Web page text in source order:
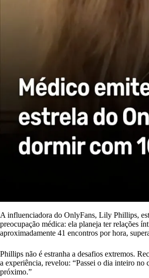
A influenciadora do OnlyFans, Lily Phillips,
preocupação médica: ela planeja ter relações
aproximadamente 41 encontros por hora,
Phillips não é estranha a desafios extremos.
a experiência, revelou: “Passei o dia inteiro no
próximo.”